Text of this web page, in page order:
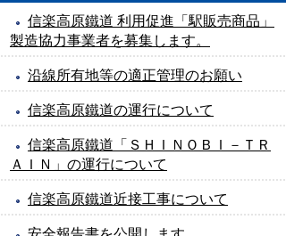
信楽高原鐵道 利用促進「駅販売商品」
製造協力事業者を募集します。
沿線所有地等の適正管理のお願い
信楽高原鐵道の運行について
信楽高原鐵道「ＳＨＩＮＯＢＩ－ＴＲ
ＡＩＮ」の運行について
信楽高原鐵道近接工事について